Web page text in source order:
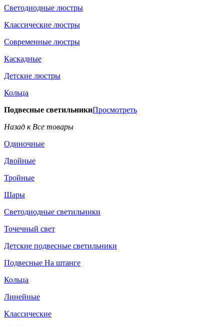
Светодиодные люстры
Классические люстры
Современные люстры
Каскадные
Детские люстры
Кольца
Подвесные светильникиПросмотреть
Назад к Все товары
Одиночные
Двойные
Тройные
Шары
Светодиодные светильники
Точечный свет
Детские подвесные светильники
Подвесные На штанге
Кольца
Линейные
Классические